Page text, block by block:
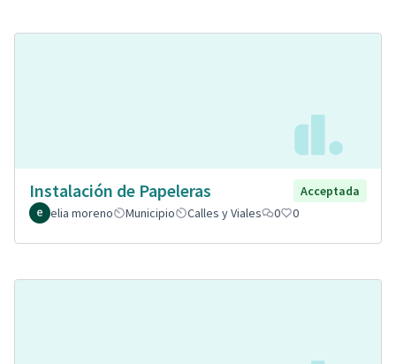
Instalación de Papeleras
Acceptada
elia moreno
Municipio Calles y Viales 0 0